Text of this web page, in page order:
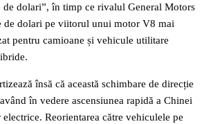
dolari”, în timp ce rivalul General Motors
de dolari pe viitorul unui motor V8 mai
pentru camioane și vehicule utilitare
însă că această schimbare de direcție
în vedere ascensiunea rapidă a Chinei
Reorientarea către vehiculele pe